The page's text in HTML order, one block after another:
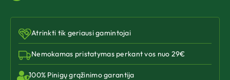
Atrinkti tik geriausi gamintojai
Nemokamas pristatymas perkant vos nuo 29€
100% Pinigų grąžinimo garantija